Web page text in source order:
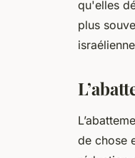
qu'elles
plus
de chose